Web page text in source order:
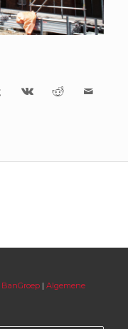
BanGroep| Algemene